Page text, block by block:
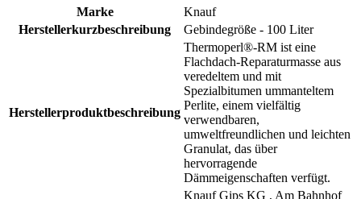
Marke
Knauf
Herstellerkurzbeschreibung
Gebindegröße - 100 Liter
Herstellerproduktbeschreibung
Thermoperl®-RM ist eine
Flachdach-Reparaturmasse aus
veredeltem und mit
Spezialbitumen ummanteltem
Perlite, einem vielfältig
verwendbaren,
umweltfreundlichen und leichten
Granulat, das über
hervorragende
Dämmeigenschaften verfügt.
Knauf Gips KG , Am Bahnhof